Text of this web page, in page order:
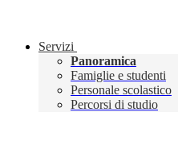
Servizi
Panoramica
Famiglie e studenti
Personale scolastico
Percorsi di studio